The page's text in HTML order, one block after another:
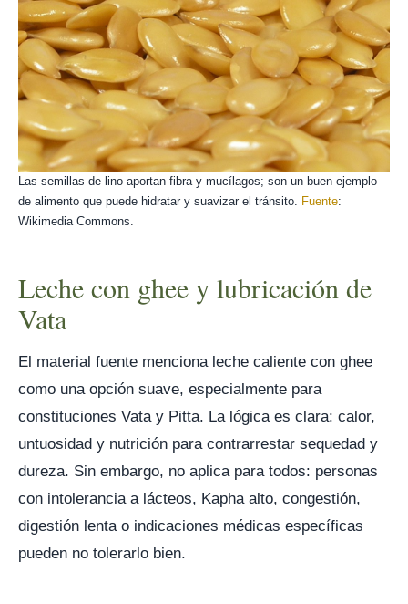
Las semillas de lino aportan fibra y mucílagos; son un buen ejemplo
de alimento que puede hidratar y suavizar el tránsito. Fuente:
Wikimedia Commons.
Leche con ghee y lubricación de
Vata
El material fuente menciona leche caliente con ghee
como una opción suave, especialmente para
constituciones Vata y Pitta. La lógica es clara: calor,
untuosidad y nutrición para contrarrestar sequedad y
dureza. Sin embargo, no aplica para todos: personas
con intolerancia a lácteos, Kapha alto, congestión,
digestión lenta o indicaciones médicas específicas
pueden no tolerarlo bien.